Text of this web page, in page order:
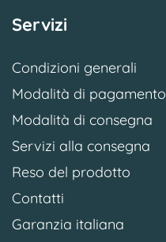
Servizi
Condizioni generali
Modalità di pagamento
Modalità di consegna
Servizi alla consegna
Reso del prodotto
Contatti
Garanzia italiana